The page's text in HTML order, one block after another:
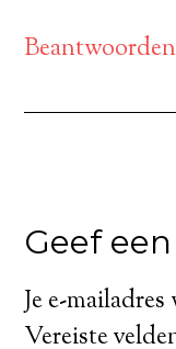
Beantwoorden
Geef
Je e-
Vereiste